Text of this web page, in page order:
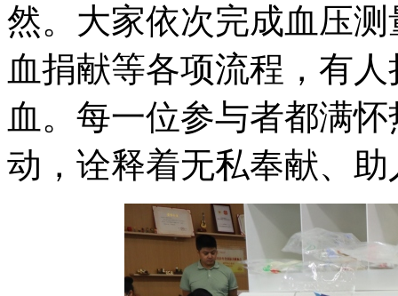
然。大家依次完成血压
血捐献等各项流程，有
血。每一位参与者都满
动，诠释着无私奉献、